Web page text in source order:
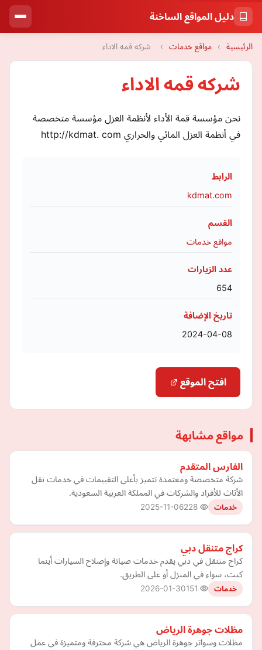
دليل المواقع الساخنة
الرئيسية › مواقع خدمات › شركه قمه الاداء
شركه قمه الاداء
نحن مؤسسة قمة الأداء لأنظمة العزل مؤسسة متخصصة
في أنظمة العزل المائي والحراري http://kdmat. com
الرابط
kdmat.com
القسم
مواقع خدمات
عدد الزيارات
654
تاريخ الإضافة
2024-04-08
افتح الموقع
مواقع مشابهة
الفارس المتقدم
شركة متخصصة ومعتمدة تتميز بأعلى التقييمات في خدمات نقل
الأثاث للأفراد والشركات في المملكة العربية السعودية.
خدمات 2025-11-06
كراج متنقل دبي
كراج متنقل في دبي يقدم خدمات صيانة وإصلاح السيارات أينما
كنت، سواء في المنزل أو على الطريق.
خدمات 2026-01-30
مظلات جوهرة الرياض
مظلات وسواتر جوهرة الرياض هي شركة محترفة ومتميزة في عمل